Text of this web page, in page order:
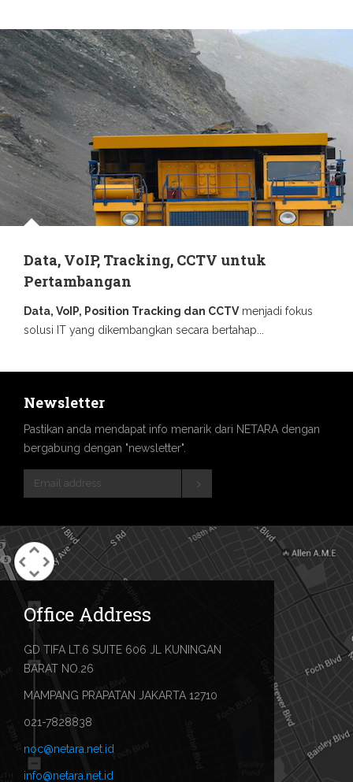
Data, VoIP, Tracking, CCTV untuk
Pertambangan
Data, VoIP, Position Tracking dan CCTVmenjadi fokus
solusi IT yang dikembangkan secara bertahap...
Newsletter
Pastikan anda mendapat info menarik dari NETARA dengan
bergabung dengan "newsletter".
Office Address
GD TIFA LT.6 SUITE 606 JL KUNINGAN
BARAT NO.26
MAMPANG PRAPATAN JAKARTA 12710
021-7828838
noc@netara.net.id
info@netara.net.id